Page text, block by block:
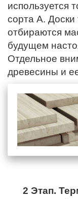
используется
сорта А.
отбираются
будущем
Отдельное
древесины и
2 Этап.